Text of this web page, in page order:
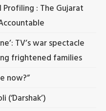
: The Gujarat
TV’s war spectacle
frightened families
now?”